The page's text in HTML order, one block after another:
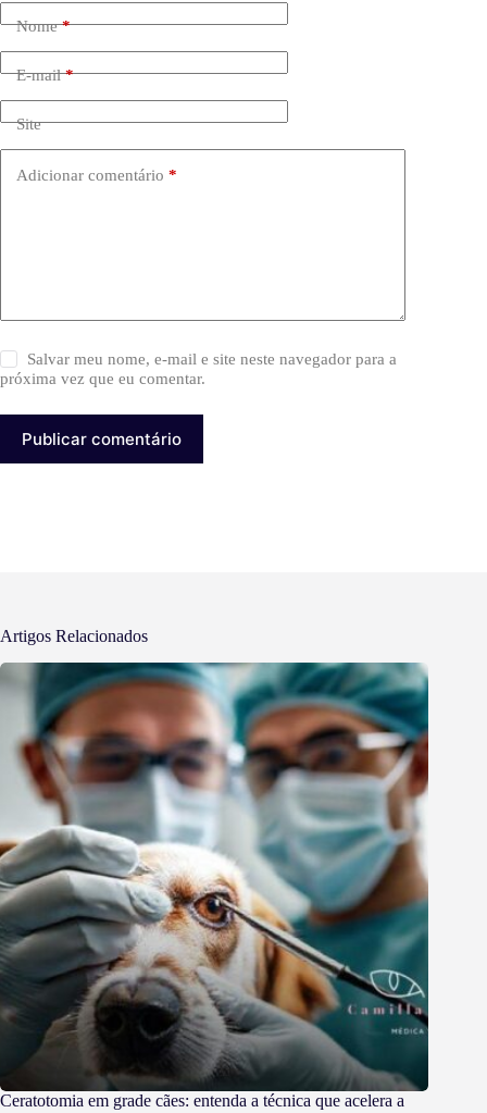
Nome*
E-mail*
Site
Adicionar comentário *
Salvar meu nome, e-mail e site neste navegador para a
próxima vez que eu comentar.
Publicar comentário
Artigos Relacionados
Ceratotomia em grade cães: entenda a técnica que acelera a